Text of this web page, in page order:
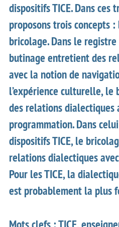
dispositifs TICE. Dans ces
proposons trois concepts
bricolage. Dans le
butinage entretient des
avec la notion de
l’expérience culturelle,
des relations dialectiques
programmation. Dans
dispositifs TICE, le
relations dialectiques
Pour les TICE, la
est probablement la plus